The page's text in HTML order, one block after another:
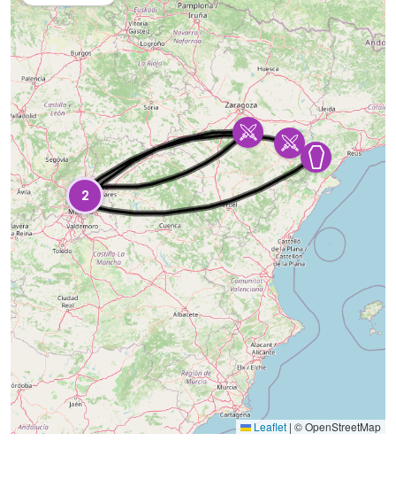
2
Leaflet | © OpenStreetMap